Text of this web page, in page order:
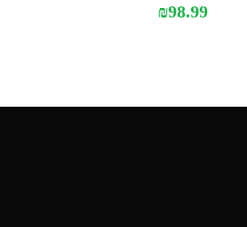
₪98.99